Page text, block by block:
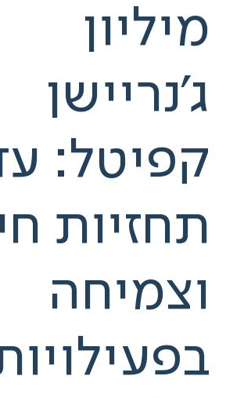
מיליון
ג'נריישן
קפיטל:
תחזיות
וצמיחה